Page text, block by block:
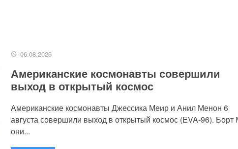
06.08.2026
Американские космонавты совершили
выход в открытый космос
Американские космонавты Джессика Меир и Анил Менон 6
августа совершили выход в открытый космос (EVA-96).
они...